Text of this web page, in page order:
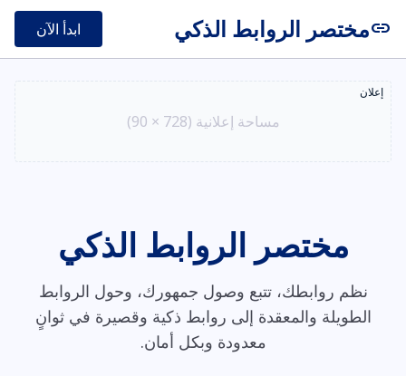
linkمختصر الروابط الذكي ابدأ الآن
إعلان
مساحة إعلانية (728 × 90)
مختصر الروابط الذكي
نظم روابطك، تتبع وصول جمهورك، وحول الروابط
الطويلة والمعقدة إلى روابط ذكية وقصيرة في ثوانٍ
معدودة وبكل أمان.